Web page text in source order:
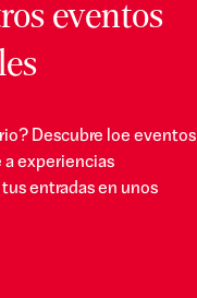
eventos
Descubre loe eventos
experiencias
entradas en unos